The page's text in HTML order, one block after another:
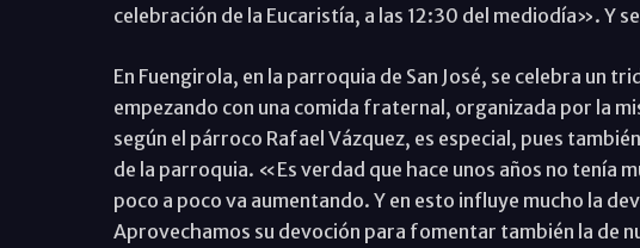
celebración de la Eucaristía, a las 12:30 del mediodía». Y
En Fuengirola, en la parroquia de San José, se celebra un
empezando con una comida fraternal, organizada por la
según el párroco Rafael Vázquez, es especial, pues
de la parroquia. «Es verdad que hace unos años no tenía
poco a poco va aumentando. Y en esto influye mucho la
Aprovechamos su devoción para fomentar también la de